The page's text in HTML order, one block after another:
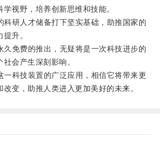
学视野，培养创新思维和技能。
研人才储备打下坚实基础，助推国家的
升。
免费的推出，无疑将是一次科技进步的
会产生深刻影响。
科技装置的广泛应用，相信它将带来更
改变，助推人类进入更加美好的未来。